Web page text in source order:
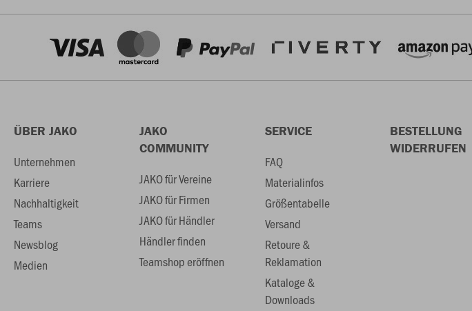
ÜBER JAKO
Unternehmen
Karriere
Nachhaltigkeit
Teams
Newsblog
Medien
JAKO
COMMUNITY
JAKO für Vereine
JAKO für Firmen
JAKO für Händler
Händler finden
Teamshop eröffnen
SERVICE
FAQ
Materialinfos
Größentabelle
Versand
Retoure &
Reklamation
Kataloge &
Downloads
BESTELLUNG
WIDERRUFEN